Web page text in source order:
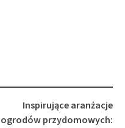
Inspirujące aranżacje
ogrodów przydomowych: